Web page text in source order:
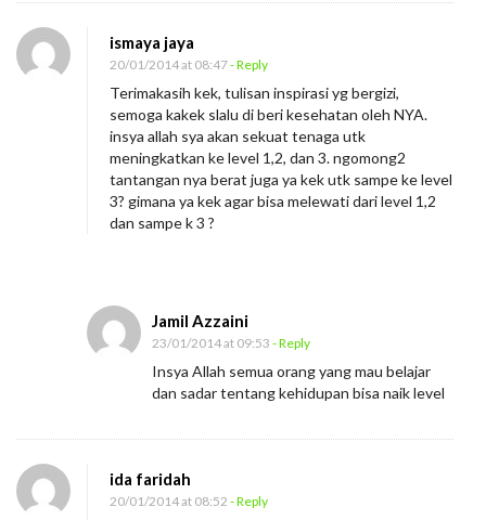
ismaya jaya
20/01/2014 at 08:47- Reply
Terimakasih kek, tulisan inspirasi yg bergizi,
semoga kakek slalu di beri kesehatan oleh NYA.
insya allah sya akan sekuat tenaga utk
meningkatkan ke level 1,2, dan 3. ngomong2
tantangan nya berat juga ya kek utk sampe ke level
3? gimana ya kek agar bisa melewati dari level 1,2
dan sampe k 3 ?
Jamil Azzaini
23/01/2014 at 09:53 - Reply
Insya Allah semua orang yang mau belajar
dan sadar tentang kehidupan bisa naik level
ida faridah
20/01/2014 at 08:52 - Reply